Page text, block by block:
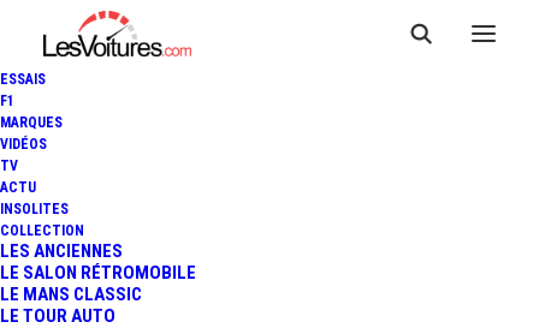
ESSAIS
F1
MARQUES
VIDÉOS
TV
ACTU
INSOLITES
COLLECTION
LES ANCIENNES
LE SALON RÉTROMOBILE
LE MANS CLASSIC
LE TOUR AUTO
OCCASIONS : L'HEURE EST À
L'ACHAT D'UNE VOITURE À